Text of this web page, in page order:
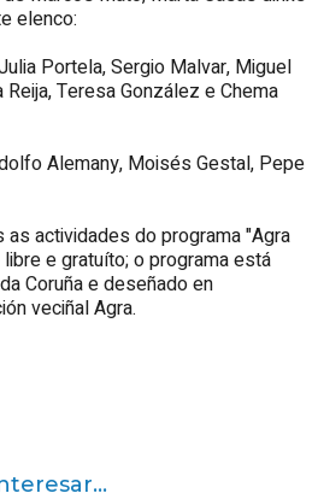
elenco:
Portela, Sergio Malvar, Miguel
Teresa González e Chema
Alemany, Moisés Gestal, Pepe
actividades do programa "Agra
e gratuíto; o programa está
Coruña e deseñado en
veciñal Agra.